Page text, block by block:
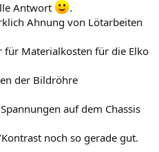
Antwort
.
Ahnung von Lötarbeiten
für Materialkosten für die Elko
der Bildröhre
auf dem Chassis
noch so gerade gut.